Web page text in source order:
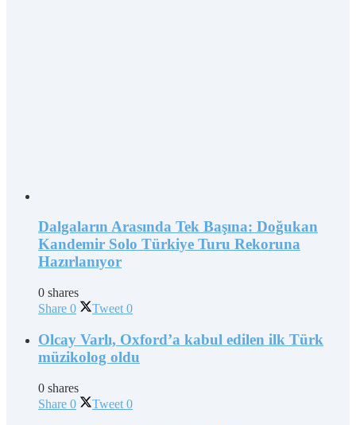
Dalgaların Arasında Tek Başına: Doğukan
Kandemir Solo Türkiye Turu Rekoruna
Hazırlanıyor
0 shares
Share 0 Tweet 0
Olcay Varlı, Oxford’a kabul edilen ilk Türk
müzikolog oldu
0 shares
Share 0 Tweet 0